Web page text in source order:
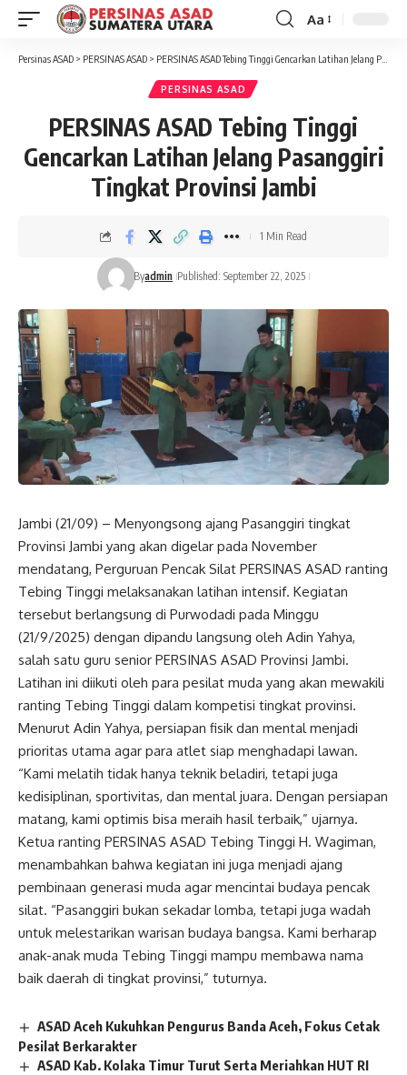
Font
Resizer
Aa
Persinas ASAD > PERSINAS ASAD > PERSINAS ASAD Tebing Tinggi Gencarkan Latihan Jelang Pasanggiri Tingkat Provinsi Jambi
PERSINAS ASAD
PERSINAS ASAD Tebing Tinggi
Gencarkan Latihan Jelang Pasanggiri
Tingkat Provinsi Jambi
Byadmin Published: September 22, 2025
1 Min Read
Jambi (21/09) – Menyongsong ajang Pasanggiri tingkat
Provinsi Jambi yang akan digelar pada November
mendatang, Perguruan Pencak Silat PERSINAS ASAD ranting
Tebing Tinggi melaksanakan latihan intensif. Kegiatan
tersebut berlangsung di Purwodadi pada Minggu
(21/9/2025) dengan dipandu langsung oleh Adin Yahya,
salah satu guru senior PERSINAS ASAD Provinsi Jambi.
Latihan ini diikuti oleh para pesilat muda yang akan mewakili
ranting Tebing Tinggi dalam kompetisi tingkat provinsi.
Menurut Adin Yahya, persiapan fisik dan mental menjadi
prioritas utama agar para atlet siap menghadapi lawan.
“Kami melatih tidak hanya teknik beladiri, tetapi juga
kedisiplinan, sportivitas, dan mental juara. Dengan persiapan
matang, kami optimis bisa meraih hasil terbaik,” ujarnya.
Ketua ranting PERSINAS ASAD Tebing Tinggi H. Wagiman,
menambahkan bahwa kegiatan ini juga menjadi ajang
pembinaan generasi muda agar mencintai budaya pencak
silat. “Pasanggiri bukan sekadar lomba, tetapi juga wadah
untuk melestarikan warisan budaya bangsa. Kami berharap
anak-anak muda Tebing Tinggi mampu membawa nama
baik daerah di tingkat provinsi,” tuturnya.
ASAD Aceh Kukuhkan Pengurus Banda Aceh, Fokus Cetak
Pesilat Berkarakter
ASAD Kab. Kolaka Timur Turut Serta Meriahkan HUT RI